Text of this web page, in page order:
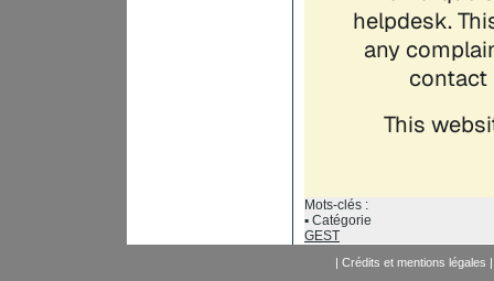
Mots-clés :
Catégorie
GEST
| Crédits et mentions légales